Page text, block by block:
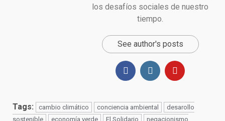
los desafíos sociales de nuestro
tiempo.
See author's posts
Tags: cambio climático conciencia ambiental
desarollo
sostenible
economía verde El Solidario
negacionismo